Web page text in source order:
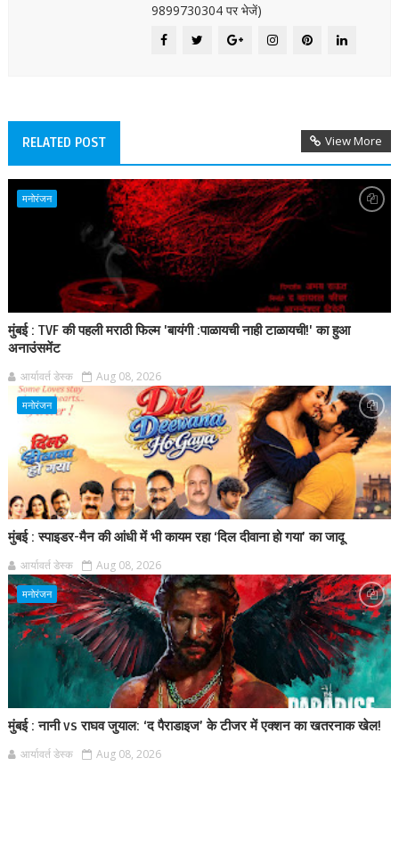
9899730304 पर भेजें)
RELATED POST View More
मनोरंजन
मुंबई : TVF की पहली मराठी फिल्म 'बायंगी :पाळायची नाही टाळायची!' का हुआ
अनाउंसमेंट
आर्यावर्त डेस्क Aug 08, 2026
मनोरंजन
मुंबई : स्पाइडर-मैन की आंधी में भी कायम रहा ‘दिल दीवाना हो गया’ का जादू
आर्यावर्त डेस्क Aug 08, 2026
मनोरंजन
मुंबई : नानी vs राघव जुयाल: ‘द पैराडाइज’ के टीजर में एक्शन का खतरनाक खेल!
आर्यावर्त डेस्क Aug 08, 2026